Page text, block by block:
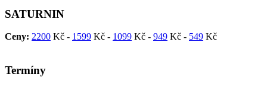
SATURNIN
Ceny: 2200 Kč - 1599 Kč - 1099 Kč - 949 Kč - 549 Kč
Termíny